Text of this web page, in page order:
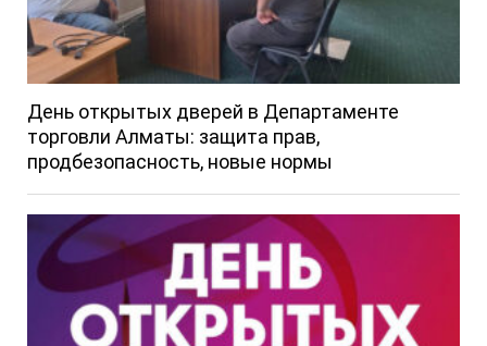
День открытых дверей в Департаменте
торговли Алматы: защита прав,
продбезопасность, новые нормы